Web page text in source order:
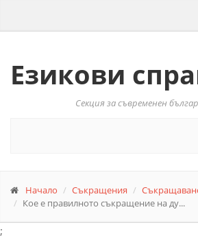
Езикови
Секция за съвременен
Начало Съкращения
Кое е правилното съкращение на ду...
;